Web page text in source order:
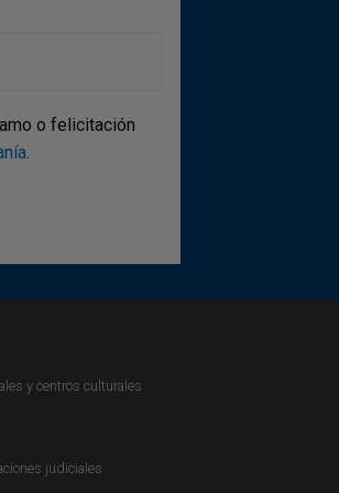
o felicitación
.
y centros culturales
judiciales